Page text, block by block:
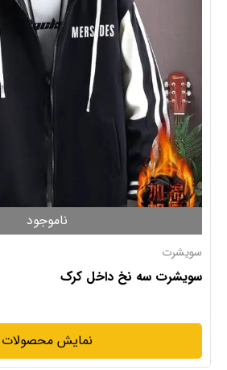
ناموجود
سویشرت
سویشرت سه نخ داخل کرک
نمایش محصولات